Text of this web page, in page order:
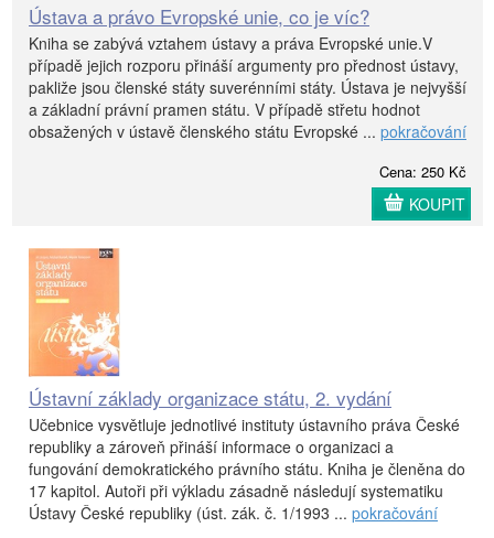
Ústava a právo Evropské unie, co je víc?
Kniha se zabývá vztahem ústavy a práva Evropské unie.V
případě jejich rozporu přináší argumenty pro přednost ústavy,
pakliže jsou členské státy suverénními státy. Ústava je nejvyšší
a základní právní pramen státu. V případě střetu hodnot
obsažených v ústavě členského státu Evropské ... pokračování
Cena: 250 Kč
KOUPIT
Ústavní základy organizace státu, 2. vydání
Učebnice vysvětluje jednotlivé instituty ústavního práva České
republiky a zároveň přináší informace o organizaci a
fungování demokratického právního státu. Kniha je členěna do
17 kapitol. Autoři při výkladu zásadně následují systematiku
Ústavy České republiky (úst. zák. č. 1/1993 ... pokračování